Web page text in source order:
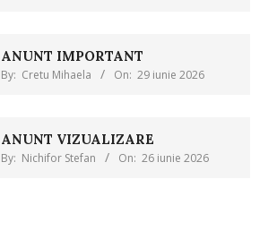
ANUNT IMPORTANT
By: Cretu Mihaela On: 29 iunie 2026
ANUNT VIZUALIZARE
By: Nichifor Stefan On: 26 iunie 2026